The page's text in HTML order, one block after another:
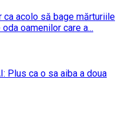
ca acolo să bage mărturiile
oamenilor care a...
Plus ca o sa aiba a doua